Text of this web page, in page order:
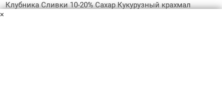
Клубника Сливки 10-20% Сахар Кукурузный крахмал
×